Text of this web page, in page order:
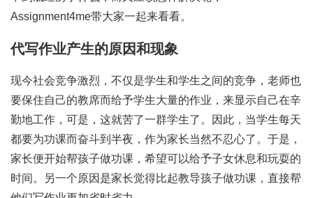
Assignment4me带大家一起来看看。
代写作业产生的原因和现象
现今社会竞争激烈，不仅是学生和学生之间的竞争，老师也
要保住自己的教席而给予学生大量的作业，来显示自己在辛
勤地工作，可是，这就苦了一群学生了。因此，当学生每天
都要为功课而奋斗到半夜，作为家长当然不忍心了。于是，
家长便开始帮孩子做功课，希望可以给予子女休息和玩耍的
时间。另一个原因是家长觉得比起教导孩子做功课，直接帮